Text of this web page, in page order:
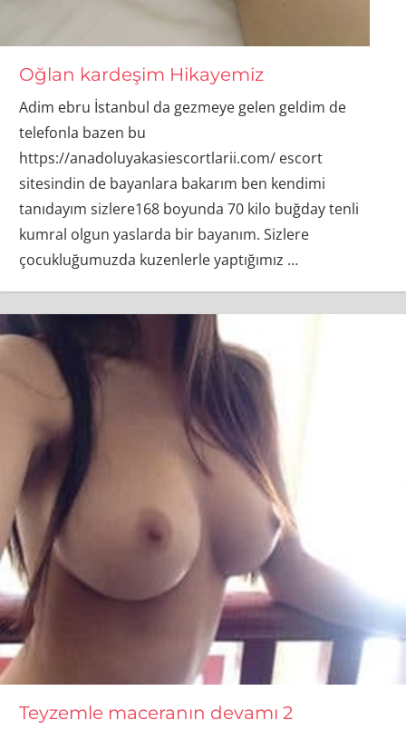
Oğlan kardeşim Hikayemiz
Adim ebru İstanbul da gezmeye gelen geldim de
telefonla bazen bu
https://anadoluyakasiescortlarii.com/ escort
sitesindin de bayanlara bakarım ben kendimi
tanıdayım sizlere168 boyunda 70 kilo buğday tenli
kumral olgun yaslarda bir bayanım. Sizlere
çocukluğumuzda kuzenlerle yaptığımız …
Teyzemle maceranın devamı 2